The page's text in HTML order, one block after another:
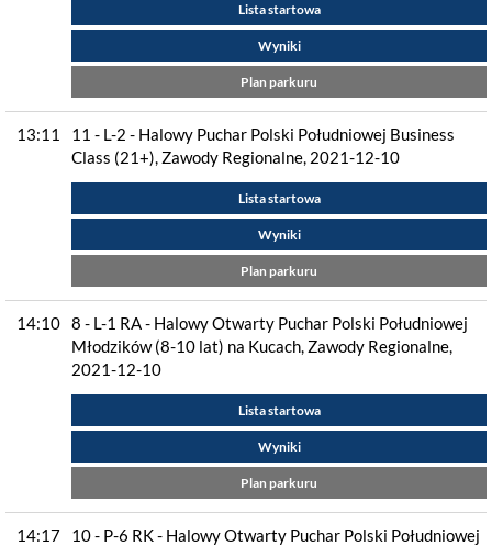
Lista startowa
Wyniki
Plan parkuru
13:11
11 - L-2 - Halowy Puchar Polski Południowej Business
Class (21+), Zawody Regionalne, 2021-12-10
Lista startowa
Wyniki
Plan parkuru
14:10 8 - L-1 RA - Halowy Otwarty Puchar Polski Południowej
Młodzików (8-10 lat) na Kucach, Zawody Regionalne,
2021-12-10
Lista startowa
Wyniki
Plan parkuru
14:17
10 - P-6 RK - Halowy Otwarty Puchar Polski Południowej